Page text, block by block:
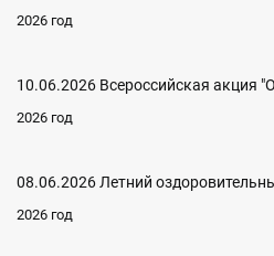
2026 год
10.06.2026 Всероссийская акция
2026 год
08.06.2026 Летний
2026 год